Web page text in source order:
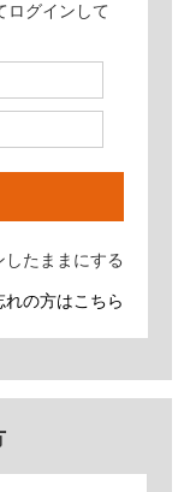
ログインして
したままにする
の方はこちら